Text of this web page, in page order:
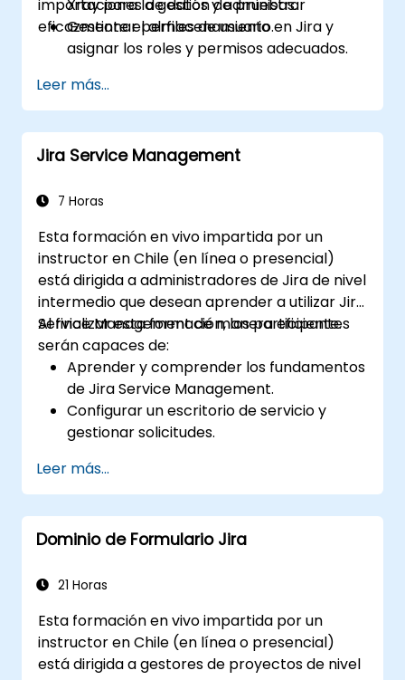
importaciones de datos y administrar
eficazmente el almacenamiento.
Xray para la gestión de pruebas.
Gestionar perfiles de usuario en Jira y
asignar los roles y permisos adecuados.
siguiendo las mejores prácticas.
Optimizar el uso del almacenamiento en
Jira e implementar estrategias de gestión
de datos.
Leer más...
Jira Service Management
7 Horas
Esta formación en vivo impartida por un
instructor en Chile (en línea o presencial)
está dirigida a administradores de Jira de nivel
intermedio que desean aprender a utilizar Jira
Service Management de manera eficiente.
Al finalizar esta formación, los participantes
serán capaces de:
Aprender y comprender los fundamentos
de Jira Service Management.
Configurar un escritorio de servicio y
gestionar solicitudes.
Management e integraciones.
Leer más...
Dominio de Formulario Jira
21 Horas
Esta formación en vivo impartida por un
instructor en Chile (en línea o presencial)
está dirigida a gestores de proyectos de nivel